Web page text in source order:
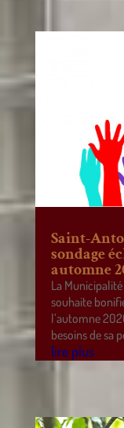
Saint-
sondage
automne
La
souhaite
l’automne
besoins de sa
lire plus